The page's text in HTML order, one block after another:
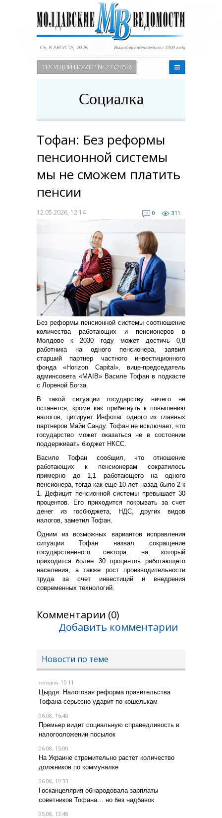
СБ, 8 АВГУСТА, 2026 Выходит еженедельно с 2000 года
ТЕКУЩИЙ НОМЕР № 27 (2450)
Социалка
Тофан: Без реформы
пенсионной системы
мы не сможем платить
пенсии
12.05.2026, 12:14 0 311
Без реформы пенсионной системы соотношение
количества работающих и пенсионеров в
Молдове к 2030 году может достичь 0,8
работника на одного пенсионера, заявил
старший партнер частного инвестиционного
фонда «Horizon Capital», вице-председатель
админсовета «MAIB» Василе Тофан в подкасте
с Лореной Богза.
В такой ситуации государству ничего не
останется, кроме как прибегнуть к повышению
налогов, цитирует Инфотаг одного из главных
партнеров Майи Санду. Тофан не исключает, что
государство может оказаться не в состоянии
поддерживать бюджет НКСС.
Василе Тофан сообщил, что отношение
работающих к пенсионерам сократилось
примерно до 1,1 работающего на одного
пенсионера, тогда как еще 10 лет назад было 2 к
1. Дефицит пенсионной системы превышает 30
процентов. Его приходится покрывать за счет
денег из госбюджета, НДС, других видов
налогов, заметил Тофан.
Одним из возможных вариантов исправления
ситуации Тофан назвал сокращение
государственного сектора, на который
приходится более 30 процентов работающего
населения, а также рост производительности
труда за счет инвестиций и внедрения
современных технологий.
Комментарии (0)
Добавить комментарии
Новости по теме
сегодня, 15:11
Цырдя: Налоговая реформа правительства
Тофана серьезно ударит по кошелькам
06.08, 16:40
Премьер видит социальную справедливость в
налогооложении посылок
06.08, 15:00
На Украине стремительно растет количество
должников по коммуналке
06.08, 10:33
Госканцелярия обнародовала зарплаты
советников Тофана… но без надбавок
05.08, 13:48